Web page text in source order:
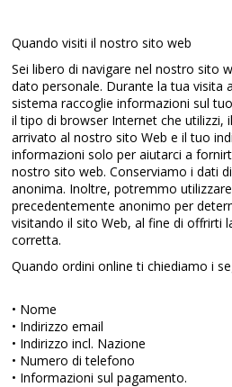
Quando visiti il ​​nostro sito web
Sei libero di navigare nel nostro sito
dato personale. Durante la tua visita
sistema raccoglie informazioni sul
il tipo di browser Internet che utilizzi,
arrivato al nostro sito Web e il tuo
informazioni solo per aiutarci a
nostro sito web. Conserviamo i dati
anonima. Inoltre, potremmo
precedentemente anonimo per
visitando il sito Web, al fine di offrirti
corretta.
Quando ordini online ti chiediamo i
• Nome
• Indirizzo email
• Indirizzo incl. Nazione
• Numero di telefono
• Informazioni sul pagamento.